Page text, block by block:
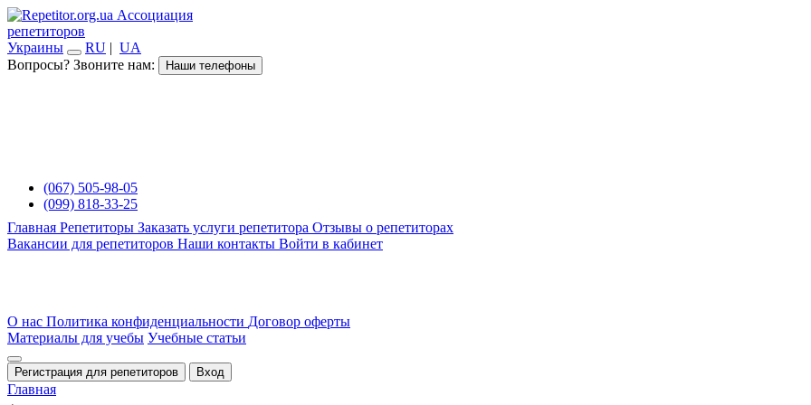
Ассоциация
репетиторов
Украины
RU | UA
Вопросы? Звоните нам:
Наши телефоны
(067) 505-98-05
(099) 818-33-25
Главная Репетиторы Заказать услуги репетитора Отзывы о репетиторах
Вакансии для репетиторов Наши контакты Войти в кабинет
О нас Политика конфиденциальности Договор оферты
Материалы для учебы Учебные статьи
Регистрация для репетиторов Вход
Главная